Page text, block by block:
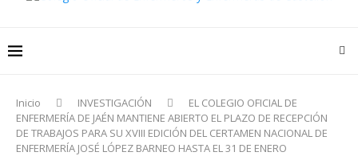
Inicio INVESTIGACIÓN
EL COLEGIO OFICIAL DE
ENFERMERÍA DE JAÉN MANTIENE ABIERTO EL PLAZO DE RECEPCIÓN
DE TRABAJOS PARA SU XVIII EDICIÓN DEL CERTAMEN NACIONAL DE
ENFERMERÍA JOSÉ LÓPEZ BARNEO HASTA EL 31 DE ENERO